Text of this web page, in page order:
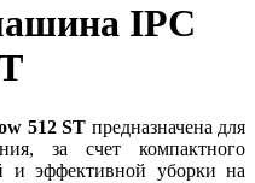
IPC
512 ST предназначена для
за счет компактного
и эффективной уборки на